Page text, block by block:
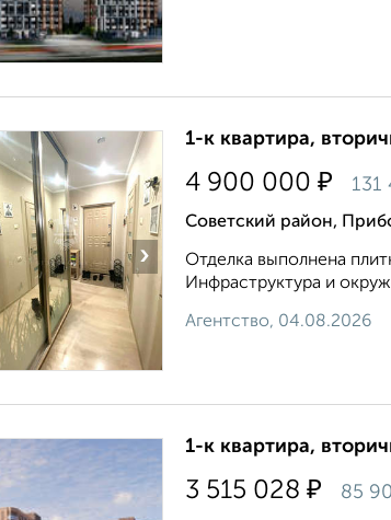
›
1-к квартира,
4 900 000 ₽ 131
Советский район,
Отделка выполнена
Инфраструктура и
Агентство, 04.08.2026
1-к квартира,
3 515 028 ₽ 85